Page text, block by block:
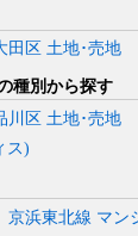
田区 土地･売地
種別から探す
川区 土地･売地
ス)
京浜東北線 マン